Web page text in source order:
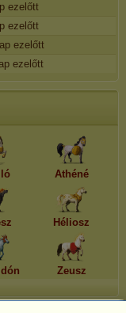
ezelőtt
ezelőtt
ezelőtt
ezelőtt
Athéné
Héliosz
Zeusz